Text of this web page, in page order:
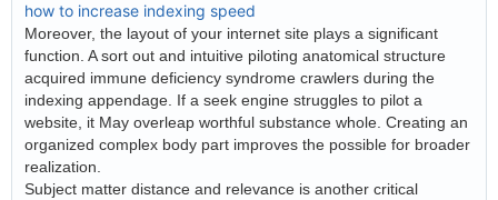
how to increase indexing speed
Moreover, the layout of your internet site plays a significant
function. A sort out and intuitive piloting anatomical structure
acquired immune deficiency syndrome crawlers during the
indexing appendage. If a seek engine struggles to pilot a
website, it May overleap worthful substance whole. Creating an
organized complex body part improves the possible for broader
realization.
Subject matter distance and relevance is another critical